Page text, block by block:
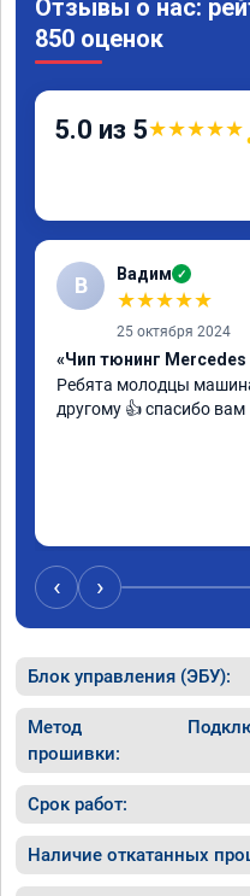
Отзывы о нас:
850 оценок
5.0 из 5★★★★★
В Вадим ✓
★★★★★
25 октября 2024
«Чип тюнинг Mercedes
Ребята молодцы
другому 👍 спасибо вам
‹ ›
Блок управления (ЭБУ):
Метод
прошивки:
Срок работ:
Наличие откатанных